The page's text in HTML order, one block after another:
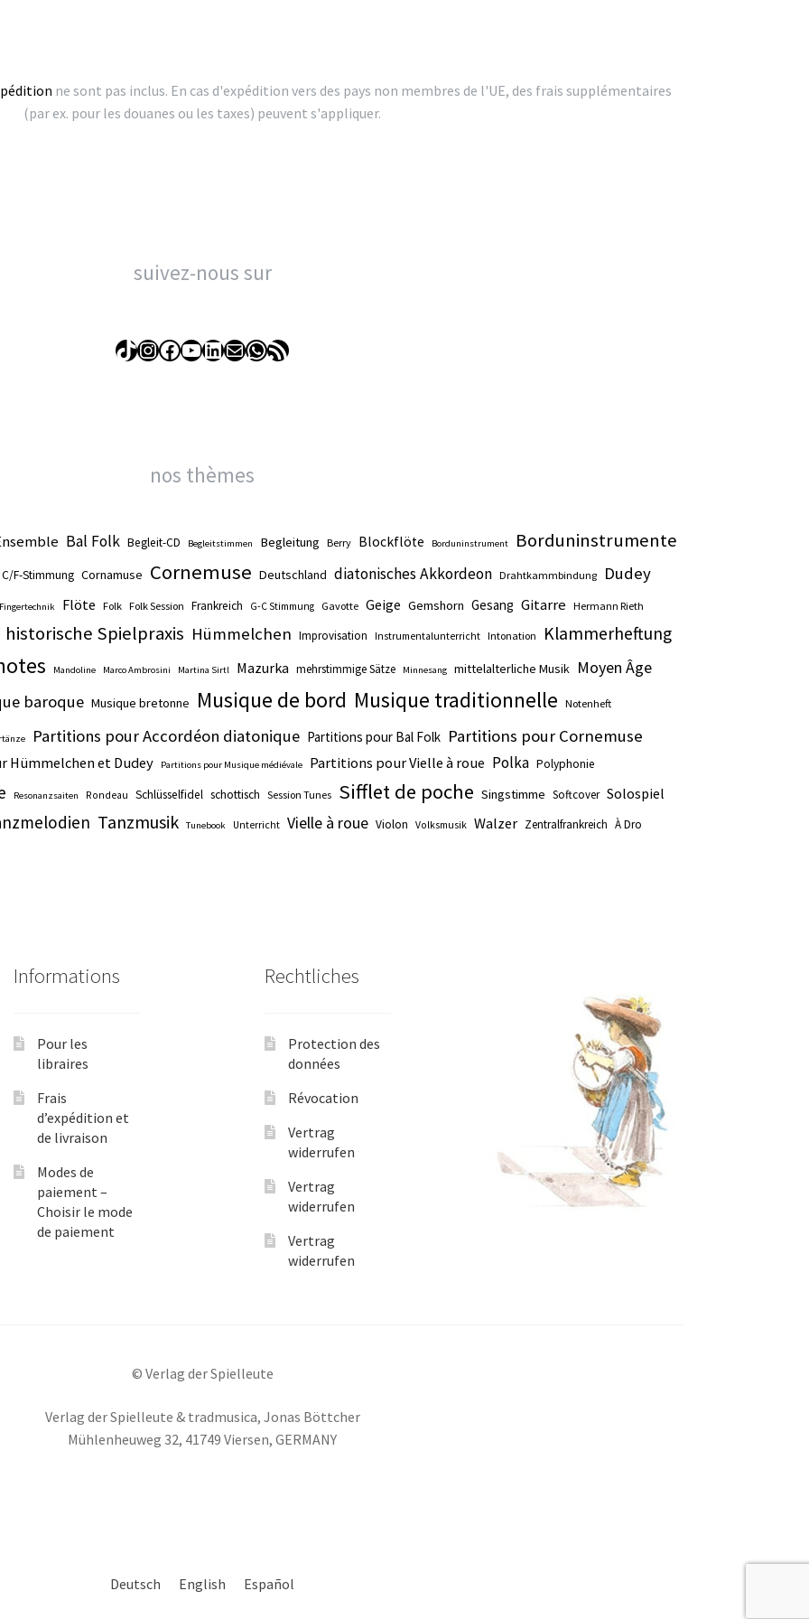
ne sont pas inclus. En cas d'expédition vers des pays non membres de l'UE, des frais supplémentaires
(par ex. pour les douanes ou les taxes) peuvent s'appliquer.
suivez-nous sur
TikTok
Instagram
Facebook
YouTube
LinkedIn
E-mailWhatsApp
Flux RSS
nos thèmes
Bal Folk Begleit-CD Begleitstimmen Begleitung Berry Blockflöte Borduninstrument Borduninstrumente
C/F-Stimmung Cornamuse Cornemuse Deutschland diatonisches Akkordeon Drahtkammbindung Dudey
Fingertechnik Flöte Folk Folk Session Frankreich G-C Stimmung Gavotte Geige Gemshorn Gesang Gitarre Hermann Rieth
historische Spielpraxis Hümmelchen Improvisation Instrumentalunterricht Intonation Klammerheftung
Mandoline Marco Ambrosini Martina Sirtl Mazurka mehrstimmige Sätze Minnesang mittelalterliche Musik Moyen Âge
baroque Musique bretonne Musique de bord Musique traditionnelle Notenheft
Partitions pour Accordéon diatonique Partitions pour Bal Folk Partitions pour Cornemuse
Hümmelchen et Dudey Partitions pour Musique médiévale Partitions pour Vielle à roue Polka Polyphonie
Resonanzsaiten Rondeau Schlüsselfidel schottisch Session Tunes Sifflet de poche Singstimme Softcover Solospiel
Tanzmusik Tunebook Unterricht Vielle à roue Violon Volksmusik Walzer Zentralfrankreich À Dro
Informations
Pour les
libraires
Frais
d’expédition et
de livraison
Modes de
paiement –
Choisir le mode
de paiement
Rechtliches
Protection des
données
Révocation
Vertrag
widerrufen
Vertrag
widerrufen
Vertrag
widerrufen
© Verlag der Spielleute
Verlag der Spielleute & tradmusica, Jonas Böttcher
Mühlenheuweg 32, 41749 Viersen, GERMANY
Deutsch English Español